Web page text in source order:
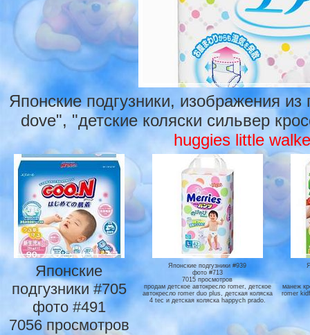
Японские подгузники, изображения
dove", "детские коляски сильвер
huggies little
Японские
подгузники #705
фото #491
7056 просмотров
Японские подгузники #939
фото #713
7015 просмотров
продам детское автокресло romer, детское
автокресло romer duo plus, детская коляска
4 tec и детская коляска happych prado.
манеж
romer